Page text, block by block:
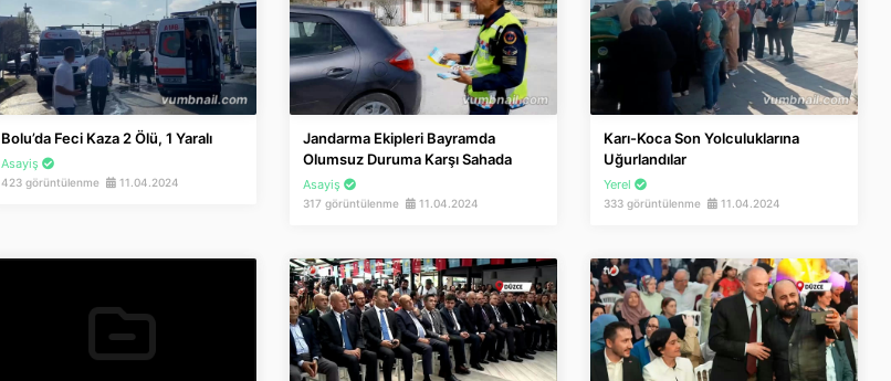
Bolu’da Feci Kaza 2 Ölü, 1 Yaralı
Asayiş
423 görüntülenme 11.04.2024
Jandarma Ekipleri Bayramda
Olumsuz Duruma Karşı Sahada
Asayiş
317 görüntülenme 11.04.2024
Karı-Koca Son Yolculuklarına
Uğurlandılar
Yerel
333 görüntülenme 11.04.2024